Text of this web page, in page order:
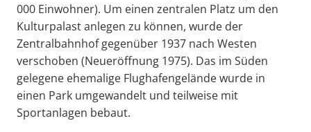
000 Einwohner). Um einen zentralen Platz um den
Kulturpalast anlegen zu können, wurde der
Zentralbahnhof gegenüber 1937 nach Westen
verschoben (Neueröffnung 1975). Das im Süden
gelegene ehemalige Flughafengelände wurde in
einen Park umgewandelt und teilweise mit
Sportanlagen bebaut.